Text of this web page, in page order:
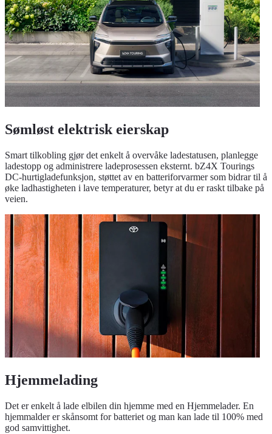
Sømløst elektrisk eierskap
Smart tilkobling gjør det enkelt å overvåke ladestatusen, planlegge
ladestopp og administrere ladeprosessen eksternt. bZ4X Tourings
DC-hurtigladefunksjon, støttet av en batteriforvarmer som bidrar til å
øke ladhastigheten i lave temperaturer, betyr at du er raskt tilbake på
veien.
Hjemmelading
Det er enkelt å lade elbilen din hjemme med en Hjemmelader. En
hjemmalder er skånsomt for batteriet og man kan lade til 100% med
god samvittighet.